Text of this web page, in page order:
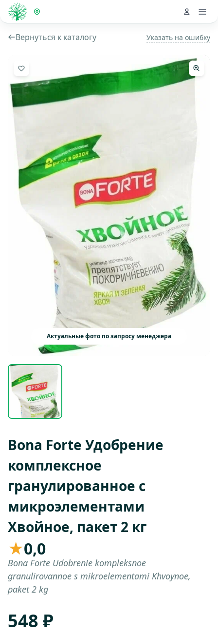
Вернуться к каталогу Указать на ошибку
Актуальные фото по запросу менеджера
Bona Forte Удобрение
комплексное
гранулированное с
микроэлементами
Хвойное, пакет 2 кг
★0,0
Bona Forte Udobrenie kompleksnoe
granulirovannoe s mikroelementami Khvoynoe,
paket 2 kg
548 ₽